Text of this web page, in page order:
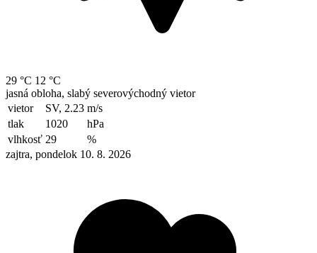
29 °C 12 °C
jasná obloha, slabý severovýchodný vietor
vietor
SV, 2.23 m/s
tlak
1020
hPa
vlhkosť 29
%
zajtra, pondelok 10. 8. 2026